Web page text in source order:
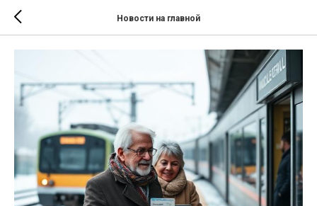
Новости на главной